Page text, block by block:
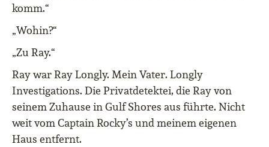
komm.“
„Wohin?“
„Zu Ray.“
Ray war Ray Longly. Mein Vater. Longly
Investigations. Die Privatdetektei, die Ray von
seinem Zuhause in Gulf Shores aus führte. Nicht
weit vom Captain Rocky’s und meinem eigenen
Haus entfernt.